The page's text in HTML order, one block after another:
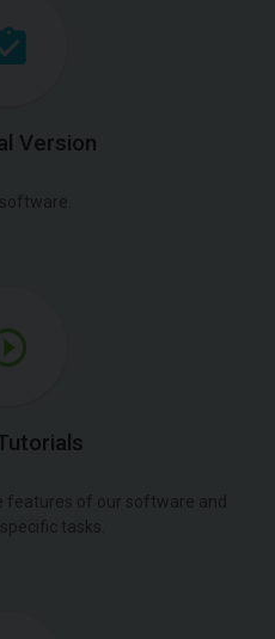
Version
features of our software and
tasks.